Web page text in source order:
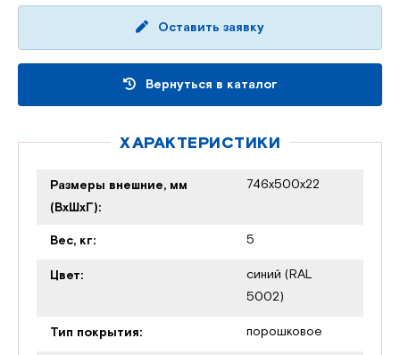
Оставить заявку
Вернуться в каталог
ХАРАКТЕРИСТИКИ
Размеры внешние, мм
(ВхШхГ):
746x500x22
Вес, кг: 5
Цвет:
синий (RAL
5002)
Тип покрытия: порошковое